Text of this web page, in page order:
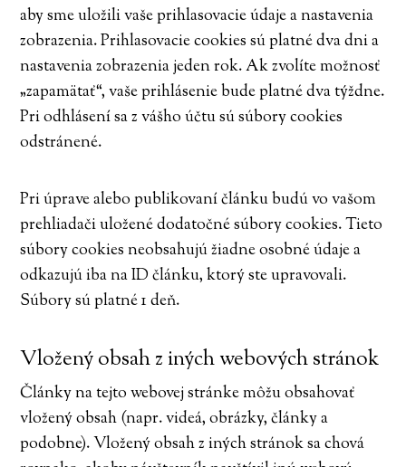
aby sme uložili vaše prihlasovacie údaje a nastavenia
zobrazenia. Prihlasovacie cookies sú platné dva dni a
nastavenia zobrazenia jeden rok. Ak zvolíte možnosť
„zapamätať“, vaše prihlásenie bude platné dva týždne.
Pri odhlásení sa z vášho účtu sú súbory cookies
odstránené.
Pri úprave alebo publikovaní článku budú vo vašom
prehliadači uložené dodatočné súbory cookies. Tieto
súbory cookies neobsahujú žiadne osobné údaje a
odkazujú iba na ID článku, ktorý ste upravovali.
Súbory sú platné 1 deň.
Vložený obsah z iných webových stránok
Články na tejto webovej stránke môžu obsahovať
vložený obsah (napr. videá, obrázky, články a
podobne). Vložený obsah z iných stránok sa chová